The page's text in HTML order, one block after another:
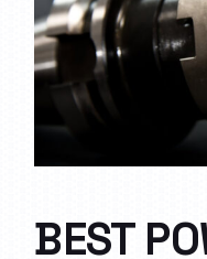
BEST